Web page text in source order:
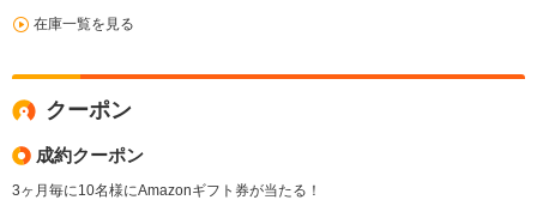
在庫一覧を見る
クーポン
成約クーポン
3ヶ月毎に10名様にAmazonギフト券が当たる！